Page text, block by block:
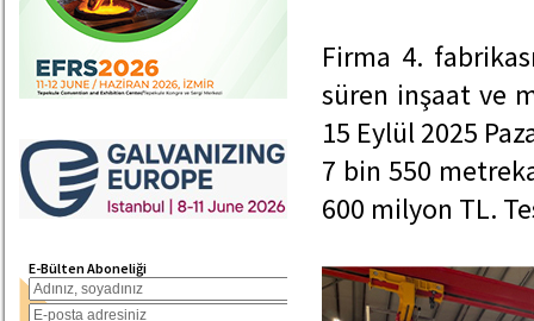
E-Bülten Aboneliği
Firma 4.
süren inşaat ve
15 Eylül 2025
7 bin 550
600 milyon TL.